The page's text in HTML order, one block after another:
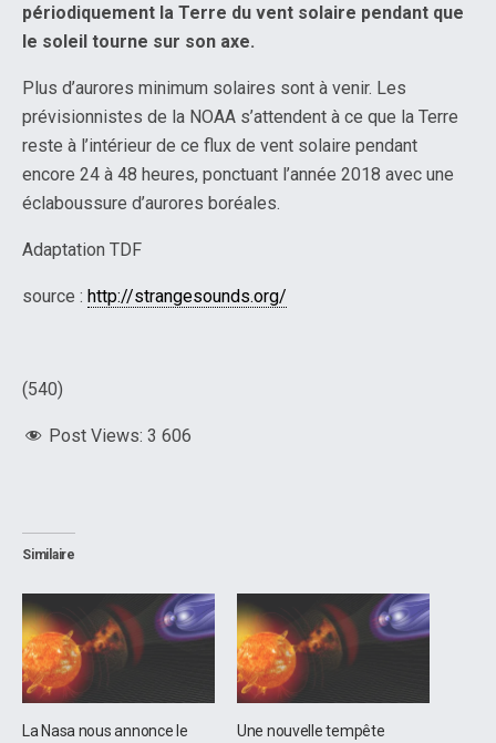
périodiquement la Terre du vent solaire pendant que
le soleil tourne sur son axe.
Plus d’aurores minimum solaires sont à venir. Les
prévisionnistes de la NOAA s’attendent à ce que la Terre
reste à l’intérieur de ce flux de vent solaire pendant
encore 24 à 48 heures, ponctuant l’année 2018 avec une
éclaboussure d’aurores boréales.
Adaptation TDF
source : http://strangesounds.org/
(540)
Post Views: 3 606
Similaire
La Nasa nous annonce le
Une nouvelle tempête